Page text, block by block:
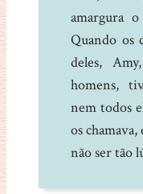
amargura
Quando os
deles,
homens,
nem todos
os
não ser tão